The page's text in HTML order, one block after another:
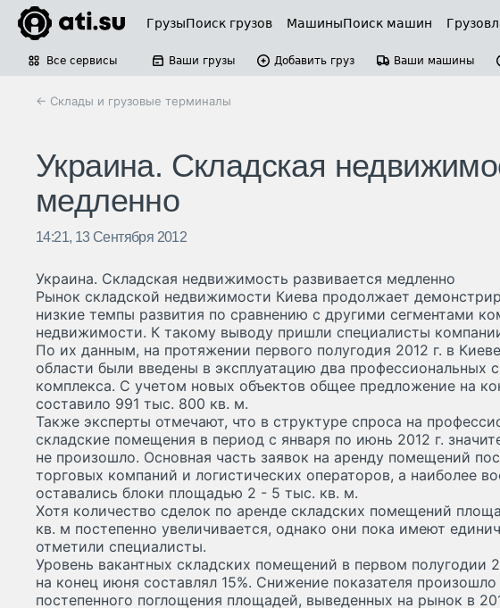
ГрузыПоиск грузов МашиныПоиск машин
Все сервисы Ваши грузы Добавить груз Ваши машины
← Склады и грузовые терминалы
Украина. Складская
медленно
14:21, 13 Сентября 2012
Украина. Складская недвижимость развивается медленно
Рынок складской недвижимости Киева продолжает
низкие темпы развития по сравнению с другими сегментами
недвижимости. К такому выводу пришли специалисты
По их данным, на протяжении первого полугодия 2012 г. в
области были введены в эксплуатацию два профессиональных
комплекса. С учетом новых объектов общее предложение на
составило 991 тыс. 800 кв. м.
Также эксперты отмечают, что в структуре спроса на
складские помещения в период с января по июнь 2012 г.
не произошло. Основная часть заявок на аренду помещений
торговых компаний и логистических операторов, а наиболее
оставались блоки площадью 2 - 5 тыс. кв. м.
Хотя количество сделок по аренде складских помещений
кв. м постепенно увеличивается, однако они пока имеют
отметили специалисты.
Уровень вакантных складских помещений в первом полугодии
на конец июня составлял 15%. Снижение показателя произошло
постепенного поглощения площадей, выведенных на рынок в